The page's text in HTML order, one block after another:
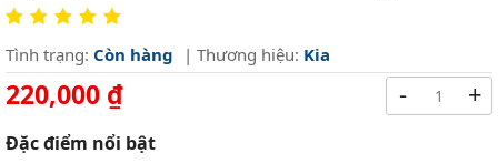
Tình trạng: Còn hàng | Thương hiệu: Kia
220,000 ₫
Đặc điểm nổi bật
- +